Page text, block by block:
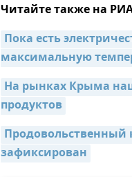
Читайте также на
Пока есть
максимальную
На рынках Крыма
продуктов
зафиксирован